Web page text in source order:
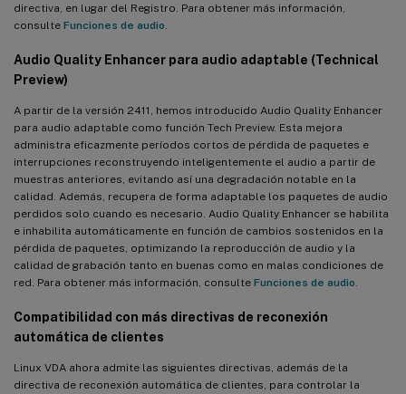
directiva, en lugar del Registro. Para obtener más información,
consulte Funciones de audio
Audio Quality Enhancer para audio adaptable (Technical
Preview)
A partir de la versión 2411, hemos introducido Audio Quality Enhancer
para audio adaptable como función Tech Preview. Esta mejora
administra eficazmente períodos cortos de pérdida de paquetes e
interrupciones reconstruyendo inteligentemente el audio a partir de
muestras anteriores, evitando así una degradación notable en la
calidad. Además, recupera de forma adaptable los paquetes de audio
perdidos solo cuando es necesario. Audio Quality Enhancer se habilita
e inhabilita automáticamente en función de cambios sostenidos en la
pérdida de paquetes, optimizando la reproducción de audio y la
calidad de grabación tanto en buenas como en malas condiciones de
red. Para obtener más información, consulte Funciones de audio
Compatibilidad con más directivas de reconexión
automática de clientes
Linux VDA ahora admite las siguientes directivas, además de la
directiva de reconexión automática de clientes, para controlar la